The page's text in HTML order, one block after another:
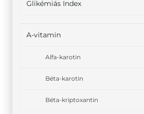
Glikémiás Index
A-vitamin
Alfa-karotin
Béta-karotin
Béta-kriptoxantin